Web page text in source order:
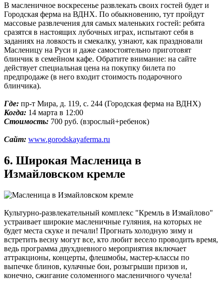
В масленичное воскресенье развлекать своих гостей будет и
Городская ферма на ВДНХ. По обыкновению, тут пройдут
массовые развлечения для самых маленьких гостей: ребята
сразятся в настоящих лубочных играх, испытают себя в
заданиях на ловкость и смекалку, узнают, как праздновали
Масленицу на Руси и даже самостоятельно приготовят
блинчик в семейном кафе. Обратите внимание: на сайте
действует специальная цена на покупку билета по
предпродаже (в него входит стоимость подарочного
блинчика).
Где: пр-т Мира, д. 119, с. 244 (Городская ферма на ВДНХ)
Когда: 14 марта в 12:00
Стоимость: 700 руб. (взрослый+ребенок)
Сайт: www.gorodskayaferma.ru
6. Широкая Масленица в
Измайловском кремле
Культурно-развлекательный комплекс "Кремль в Измайлово"
устраивает широкие масленичные гуляния, на которых не
будет места скуке и печали! Прогнать холодную зиму и
встретить весну могут все, кто любит весело проводить время,
ведь программа двухдневного мероприятия включает
аттракционы, концерты, флешмобы, мастер-классы по
выпечке блинов, кулачные бои, розыгрыши призов и,
конечно, сжигание соломенного масленичного чучела!